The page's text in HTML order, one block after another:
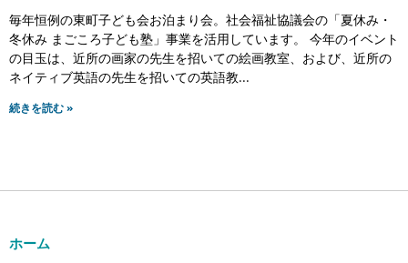
毎年恒例の東町子ども会お泊まり会。社会福祉協議会の「夏休み・
冬休み まごころ子ども塾」事業を活用しています。 今年のイベント
の目玉は、近所の画家の先生を招いての絵画教室、および、近所の
ネイティブ英語の先生を招いての英語教
続きを読む »
ホーム